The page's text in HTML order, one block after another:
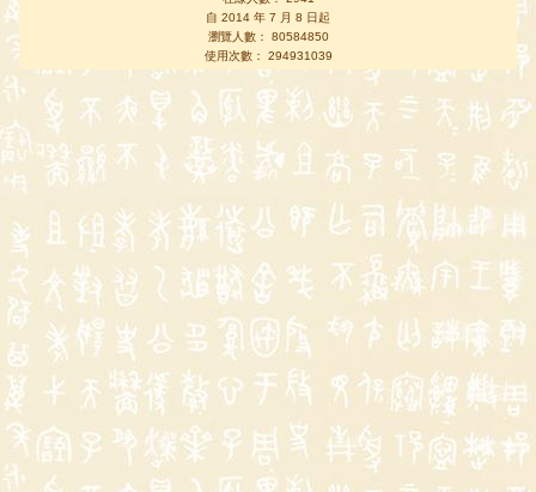
自 2014 年 7 月 8 日起
瀏覽人數： 80584850
使用次數： 294931039